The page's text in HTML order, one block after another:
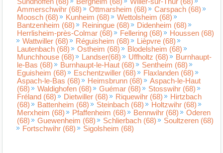
Ammerschwihr (68)
Ottmarsheim (68)
Carspach (68)
Moosch (68)
Kunheim (68)
Wettolsheim (68)
Bantzenheim (68)
Reiningue (68)
Didenheim (68)
Herrlisheim-près-Colmar (68)
Fellering (68)
Houssen (68)
Wattwiller (68)
Réguisheim (68)
Lièpvre (68)
Lautenbach (68)
Ostheim (68)
Blodelsheim (68)
Munchhouse (68)
Landser(68) Uffholtz (68)
Burnhaupt-
le-Bas (68)
Burnhaupt-le-Haut (68)
Sentheim (68)
Eguisheim (68)
Eschentzwiller (68)
Flaxlanden (68)
Aspach-le-Bas (68)
Heimsbrunn (68)
Aspach-le-Haut
(68)
Waldighofen (68) Guémar (68)
Stosswihr (68)
Fréland (68)
Dietwiller (68) Riquewihr (68)
Hirtzbach
(68)
Battenheim (68) Steinbach (68)
Holtzwihr (68)
Merxheim (68)
Pfaffenheim (68) Bennwihr (68)
Oderen
(68)
Guewenheim (68) Schlierbach (68)
Soultzeren (68)
Fortschwihr (68)
Sigolsheim (68)